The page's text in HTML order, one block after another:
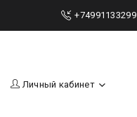
+74991133299
Личный кабинет